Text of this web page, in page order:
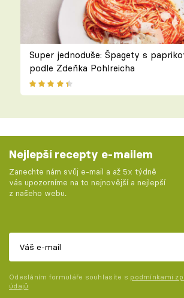
Super jednoduše: Špagety s
podle Zdeňka Pohlreicha
Nejlepší recepty e-mailem
Zanechte nám svůj e-mail a až 5x týdně
vás upozorníme na to nejnovější a nejlepší
z našeho webu.
Odesláním formuláře souhlasíte s podmínkami
údajů